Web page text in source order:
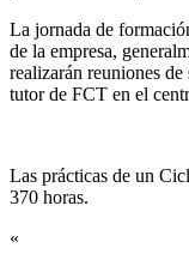
La jornada de
de la empresa,
realizarán reuniones
tutor de FCT en el
Las prácticas de un
370 horas.
«